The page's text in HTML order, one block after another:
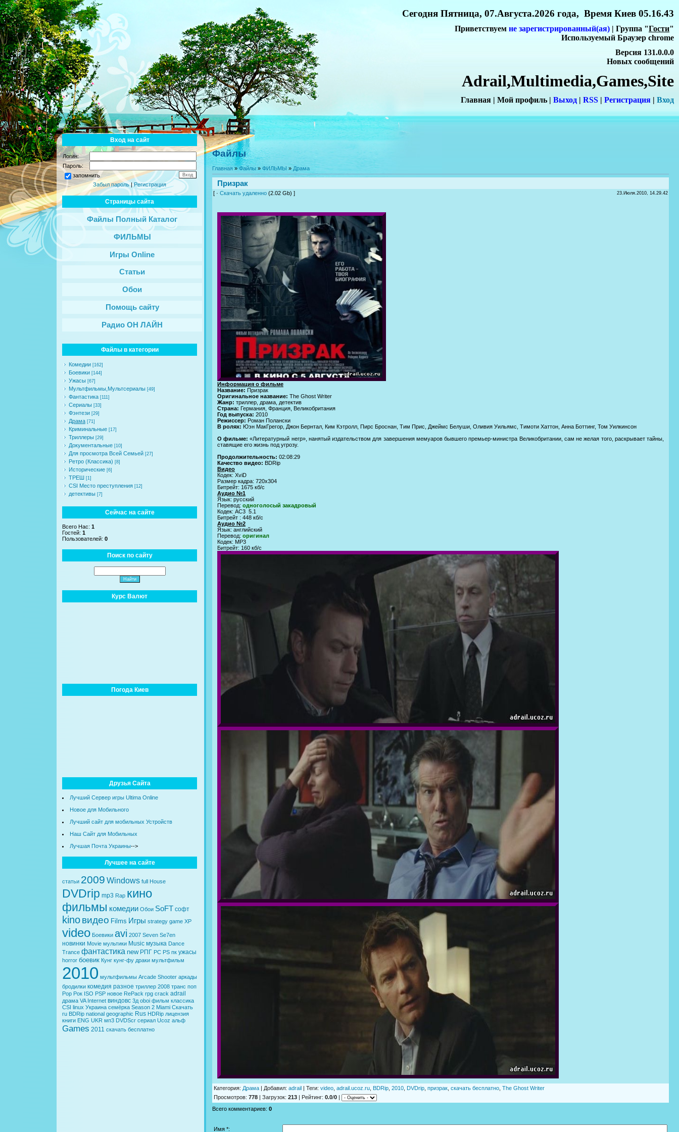
Сегодня Пятница, 07.Августа.2026 года, Время Киев 05.16.43
Приветствуем не зарегистрированный(ая) | Группа "Гости"
Используемый Браузер chrome
Версия 131.0.0.0
Новых сообщений
Adrail,Multimedia,Games,Site
Главная | Мой профиль | Выход | RSS | Регистрация | Вход
Вход на сайт
Логин:
Пароль:
запомнить
Забыл пароль|Регистрация
Страницы сайта
Файлы Полный Каталог
ФИЛЬМЫ
Игры Online
Статьи
Обои
Помощь сайту
Радио ОН ЛАЙН
Файлы в категории
Комедии [162]
Боевики [144]
Ужасы [67]
Мультфильмы,Мультсериалы [49]
Фантастика [111]
Сериалы [33]
Фэнтези [29]
Драма [71]
Криминальные [17]
Триллеры [29]
Документальные [10]
Для просмотра Всей Семьей [27]
Ретро (Классика) [8]
Исторические [6]
ТРЕШ [1]
CSI Место преступления [12]
детективы [7]
Сейчас на сайте
Всего Нас: 1
Гостей: 1
Пользователей: 0
Поиск по сайту
Курс Валют
Погода Киев
Друзья Сайта
Лучший Сервер игры Ultima Online
Новое для Мобильного
Лучший сайт для мобильных Устройств
Наш Сайт для Мобильных
Лучшая Почта Украины-->
Лучшее на сайте
статьи 2009 Windows full House
DVDrip mp3 Rap кино
фильмы комедии Обои SoFT софт
kinoвидео Films Игры strategy game XP
video Боевики avi 2007 Seven Se7en
новинки Movie мультики Music музыка Dance
Trance фантастика new РПГ PC PS пк ужасы
horror боевик Кунг кунг-фу драки мультфильм
2010 мультфильмы Arcade Shooter аркады
бродилки комедия разное триллер 2008 транс поп
Pop Рок ISO PSP новое RePack rpg crack adrail
драма VA Internet виндовс 3д oboi фильм классика
CSI linux Украина семёрка Season 2 Miami Скачать
ru BDRip national geographic Rus HDRip лицензия
книги ENG UKR мп3 DVDScr сериал Ucoz альф
Games 2011 скачать бесплатно
Файлы
Главная»Файлы» ФИЛЬМЫ » Драма
Призрак
[ · Скачать удаленно (2.02 Gb) ] 23.Июля.2010, 14.29.42
Информация о фильме
Название: Призрак
Оригинальное название: The Ghost Writer
Жанр: триллер, драма, детектив
Страна: Германия, Франция, Великобритания
Год выпуска: 2010
Режиссер: Роман Полански
В ролях: Юэн МакГрегор, Джон Бернтал, Ким Кэтролл, Пирс Броснан, Тим Прис, Джеймс Белуши, Оливия Уильямс, Тимоти Хаттон, Анна Боттинг, Том Уилкинсон
О фильме:«Литературный негр», нанятый издательством для завершения мемуаров бывшего премьер-министра Великобритании, сам не желая того, раскрывает тайны,
ставящие его жизнь под угрозу.
Продолжительность: 02:08:29
Качество видео: BDRip
Видео
Кодек: XviD
Размер кадра: 720x304
Битрейт: 1675 кб/с
Аудио №1
Язык: русский
Перевод: одноголосый закадровый
Кодек: AC3 5.1
Битрейт : 448 кб/с
Аудио №2
Язык: английский
Перевод: оригинал
Кодек: MP3
Битрейт: 160 кб/с
Категория: Драма | Добавил: adrail | Теги: video adrail.ucoz.ru BDRip 2010 DVDrip призрак скачать бесплатно The Ghost Writer
Просмотров: 778 | Загрузок: 213 | Рейтинг: 0.0/0 |
Всего комментариев: 0
Имя *: